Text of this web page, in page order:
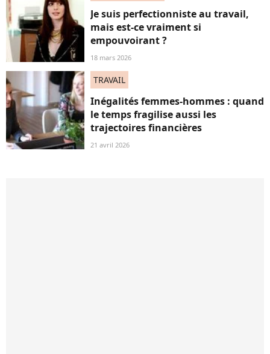
Je suis perfectionniste au travail,
mais est-ce vraiment si
empouvoirant ?
18 mars 2026
TRAVAIL
Inégalités femmes-hommes : quand
le temps fragilise aussi les
trajectoires financières
21 avril 2026